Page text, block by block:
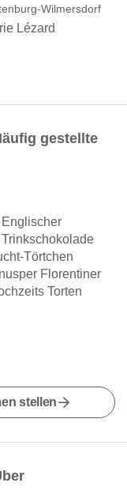
Wilmersdorf
Lézard
gestellte
Englischer
Törtchen
Florentiner
Torten
stellen